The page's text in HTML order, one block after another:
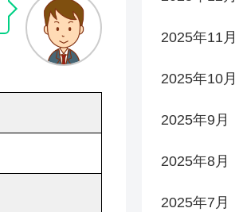
2025年11月
2025年10月
2025年9月
2025年8月
2025年7月